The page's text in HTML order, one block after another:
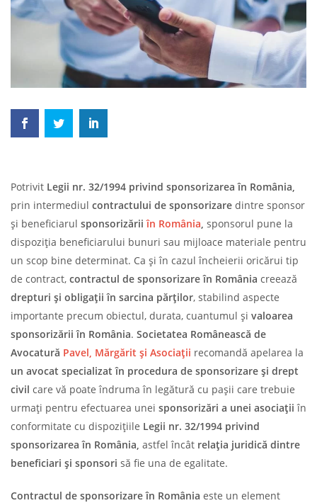
Potrivit Legii nr. 32/1994 privind sponsorizarea în România,
prin intermediul contractului de sponsorizare dintre sponsor
și beneficiarul sponsorizăriiîn România sponsorul pune la
dispoziția beneficiarului bunuri sau mijloace materiale pentru
un scop bine determinat. Ca și în cazul încheierii oricărui tip
de contract, contractul de sponsorizare în România creează
drepturi și obligații în sarcina părților, stabilind aspecte
importante precum obiectul, durata, cuantumul și valoarea
sponsorizării în România. Societatea Românească de
Avocatură Pavel, Mărgărit și Asociații recomandă apelarea la
un avocat specializat în procedura de sponsorizare și drept
civil care vă poate îndruma în legătură cu pașii care trebuie
urmați pentru efectuarea unei sponsorizări a unei asociații în
conformitate cu dispozițiile Legii nr. 32/1994 privind
sponsorizarea în România, astfel încât relația juridică dintre
beneficiari și sponsori să fie una de egalitate.
Contractul de sponsorizare în România este un element